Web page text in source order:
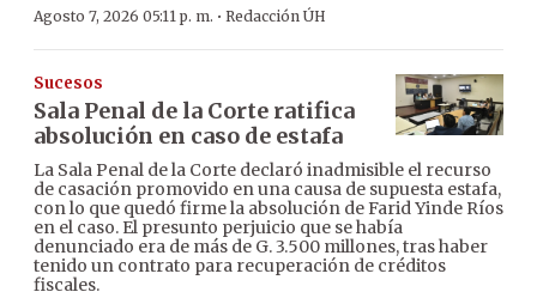
Agosto 7, 2026 05:11 p. m. · Redacción ÚH
Sucesos
Sala Penal de la Corte ratifica
absolución en caso de estafa
La Sala Penal de la Corte declaró inadmisible el recurso
de casación promovido en una causa de supuesta estafa,
con lo que quedó firme la absolución de Farid Yinde Ríos
en el caso. El presunto perjuicio que se había
denunciado era de más de G. 3.500 millones, tras haber
tenido un contrato para recuperación de créditos
fiscales.